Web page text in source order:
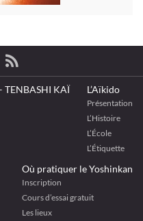
TENBASHI KAÏ L’Aïkido
Présentation
L’Histoire
L’École
L’Étiquette
Où pratiquer le Yoshinkan
Inscription
Cours d’essai gratuit
Les lieux